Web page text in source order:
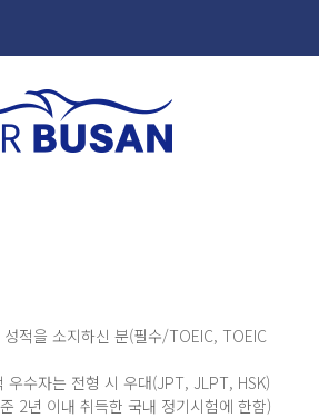
적을 소지하신 분(필수/TOEIC, TOEIC
우수자는 전형 시 우대(JPT, JLPT, HSK)
2년 이내 취득한 국내 정기시험에 한함)